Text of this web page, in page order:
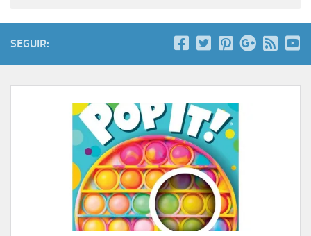
SEGUIR: